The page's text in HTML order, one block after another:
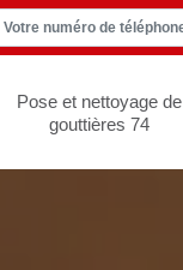
Pose et nettoyage de
gouttières 74